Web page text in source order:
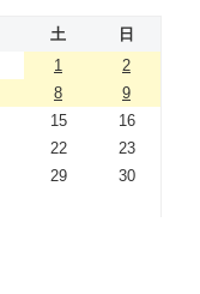
土
日
1
2
8
9
15
16
22
23
29
30